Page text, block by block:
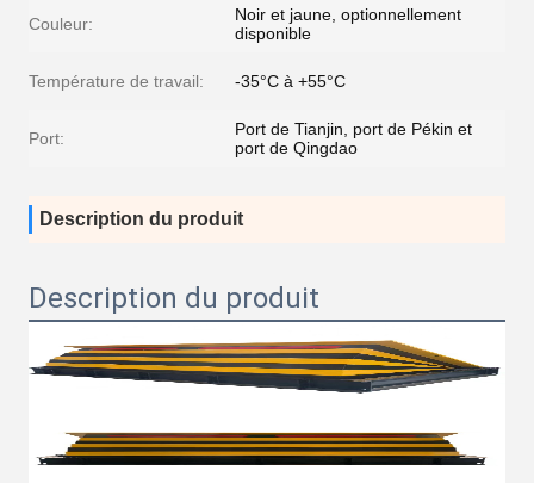
Couleur:
Noir et jaune, optionnellement
disponible
Température de travail: -35°C à +55°C
Port:
Port de Tianjin, port de Pékin et
port de Qingdao
Description du produit
Description du produit